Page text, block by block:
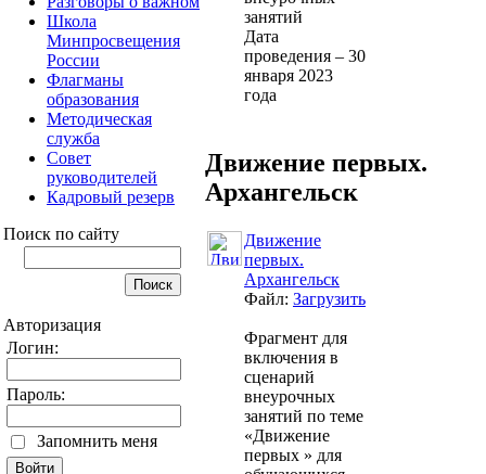
Школа
Минпросвещения
России
Флагманы
образования
Методическая
служба
Совет
руководителей
Кадровый резерв
Поиск по сайту
Авторизация
Логин:
Пароль:
Запомнить меня
занятий
Дата
проведения – 30
января 2023
года
Движение первых.
Архангельск
Движение
первых.
Архангельск
Файл: Загрузить
Фрагмент для
включения в
сценарий
внеурочных
занятий по теме
«Движение
первых » для